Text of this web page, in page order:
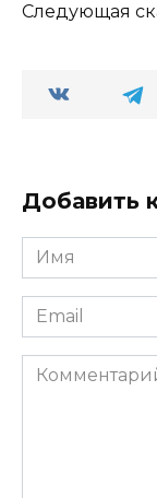
Следующая
Добавить
Имя
*
Email
*
Комментарий